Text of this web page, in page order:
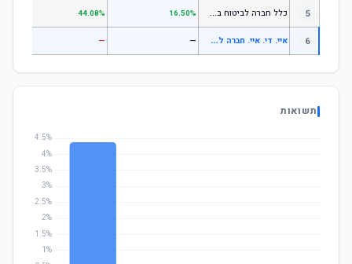
5 כ
לל חברה לביטוח בע"מ כללי 16.50%
44.08%
6 א
יי. די. איי. חברה לביטוח בע"מ עוקבי מדדים עוקב מדד s&p 500 —
—
תשואות